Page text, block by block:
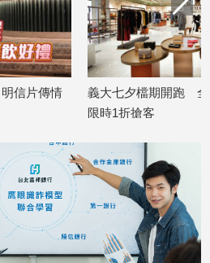
信片傳情
義大七夕檔期開跑 全
限時1折搶客